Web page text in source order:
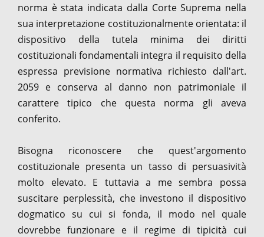
norma è stata indicata dalla Corte Suprema nella
sua interpretazione costituzionalmente orientata: il
dispositivo della tutela minima dei diritti
costituzionali fondamentali integra il requisito della
espressa previsione normativa richiesto dall'art.
2059 e conserva al danno non patrimoniale il
carattere tipico che questa norma gli aveva
conferito.
Bisogna riconoscere che quest'argomento
costituzionale presenta un tasso di persuasività
molto elevato. E tuttavia a me sembra possa
suscitare perplessità, che investono il dispositivo
dogmatico su cui si fonda, il modo nel quale
dovrebbe funzionare e il regime di tipicità cui